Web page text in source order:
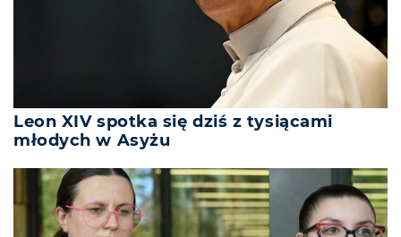
Leon XIV spotka się dziś z tysiącami
młodych w Asyżu